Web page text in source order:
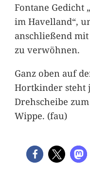
Fontane Gedicht
im Havelland“,
anschließend
zu verwöhnen.
Ganz oben auf
Hortkinder steht
Drehscheibe
Wippe. (fau)